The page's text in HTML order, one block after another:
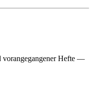
vorangegangener Hefte —